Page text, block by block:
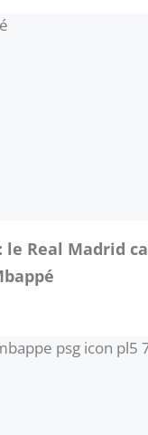
le Real Madrid